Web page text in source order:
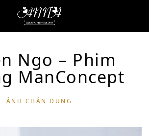
Ngo – Phim
ManConcept
ẢNH CHÂN DUNG